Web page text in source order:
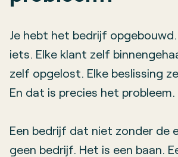
Je hebt het bedrijf
iets. Elke klant zelf
zelf opgelost. Elke beslissing
En dat is precies het probleem.
Een bedrijf dat niet zonder de
geen bedrijf. Het is een baan.